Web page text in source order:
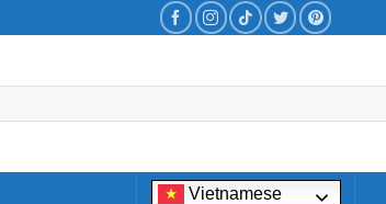
Vietnamese